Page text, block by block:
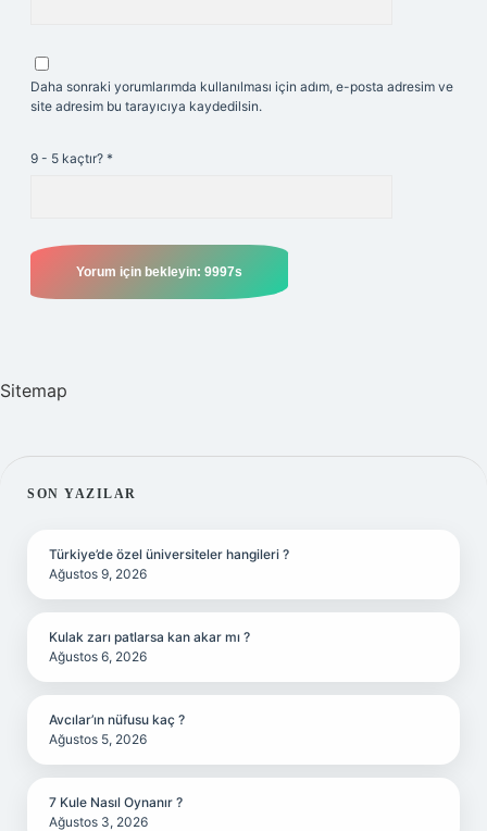
Daha sonraki yorumlarımda kullanılması için adım, e-posta adresim ve
site adresim bu tarayıcıya kaydedilsin.
9 - 5 kaçtır? *
Sitemap
SIDEBAR
SON YAZILAR
Türkiye’de özel üniversiteler hangileri ?
Ağustos 9, 2026
Kulak zarı patlarsa kan akar mı ?
Ağustos 6, 2026
Avcılar’ın nüfusu kaç ?
Ağustos 5, 2026
7 Kule Nasıl Oynanır ?
Ağustos 3, 2026